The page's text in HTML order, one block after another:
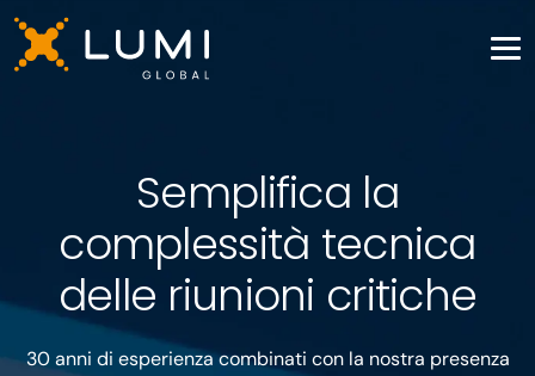
Semplifica la
complessità tecnica
delle riunioni critiche
30 anni di esperienza combinati con la nostra presenza